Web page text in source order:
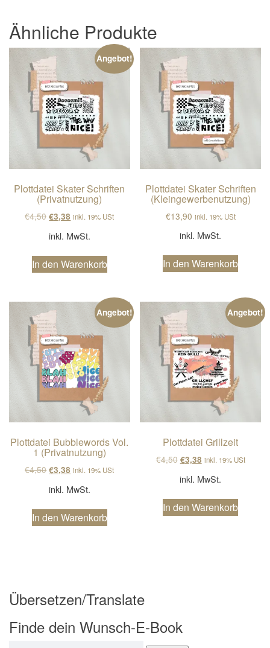
Ähnliche Produkte
Angebot!
Plottdatei Skater Schriften
(Privatnutzung)
€4,50Ursprünglicher Preis war: €4,50
€3,38 Aktueller Preis ist: €3,38.
inkl. 19% USt
inkl. MwSt.
In den Warenkorb
Plottdatei Skater Schriften
(Kleingewerbenutzung)
€13,90 inkl. 19% USt
inkl. MwSt.
In den Warenkorb
Angebot!
Plottdatei Bubblewords Vol.
1 (Privatnutzung)
€4,50Ursprünglicher Preis war: €4,50
€3,38 Aktueller Preis ist: €3,38.
inkl. 19% USt
inkl. MwSt.
In den Warenkorb
Angebot!
Plottdatei Grillzeit
€4,50 Ursprünglicher Preis
€3,38Aktueller Preis
inkl. 19% USt
inkl. MwSt.
In den Warenkorb
Übersetzen/Translate
Finde dein Wunsch-E-Book